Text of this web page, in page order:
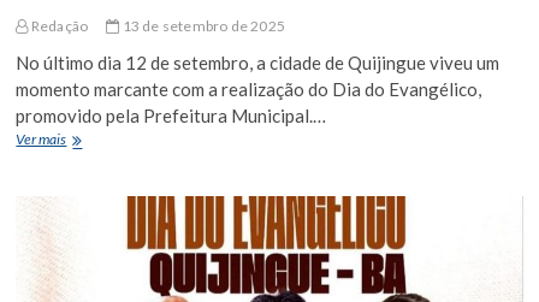
Redação 13 de setembro de 2025
No último dia 12 de setembro, a cidade de Quijingue viveu um
momento marcante com a realização do Dia do Evangélico,
promovido pela Prefeitura Municipal.…
Ver maisQuijingue
Evangélico